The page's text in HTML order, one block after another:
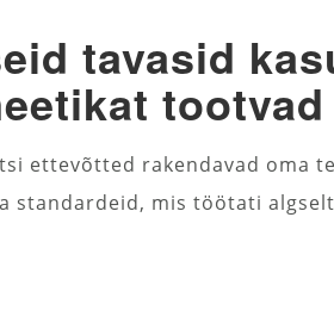
tavasid
ettevõtted rakendavad oma
standardeid, mis töötati